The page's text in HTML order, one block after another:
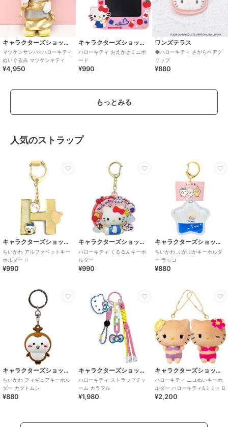
キャラクターズショップ ラフラフ
マツケンサンバ×ハローキティ
ぬいぐるみ マツケンキティ
¥4,950
キャラクターズショップ ラフラフ
ハローキティ おえかきミニボ
ード
¥990
ワンズテラス
◆ハローキティ さがらヘアク
リップ
¥880
もっとみる
人気のストラップ
キャラクターズショップ ラフラフ
ちいかわ アルファベットキー
ホルダー H
¥990
キャラクターズショップ ラフラフ
ハローキティ くるるんキーホ
ルダー
¥990
キャラクターズショップ ラフラフ
ちいかわ ぷかぷかキーホルダ
ー ラッコ
¥880
キャラクターズショップ ラフラフ
ちいかわ フィギュアキーホル
ダー カブトムシ
¥880
キャラクターズショップ ラフラフ
ハローキティ ストラップチャ
ーム カラフル
¥1,980
キャラクターズショップ ラフラフ
ハローキティ ニコぬいキーホ
ルダー ハローキティ&ミミィ B
¥2,200